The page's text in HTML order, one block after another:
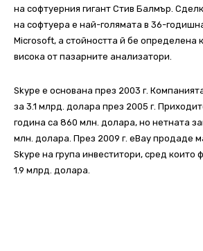
на софтуерния гигант Стив Балмър.
на софтуера е най-голямата в 36-
Microsoft, а стойността й бе определена
висока от пазарните анализатори.
Skype е основана през 2003 г.
за 3.1 млрд. долара през 2005 г.
година са 860 млн. долара, но нетната
млн. долара. През 2009 г. eBay продаде
Skype на група инвеститори, сред които
1.9 млрд. долара.